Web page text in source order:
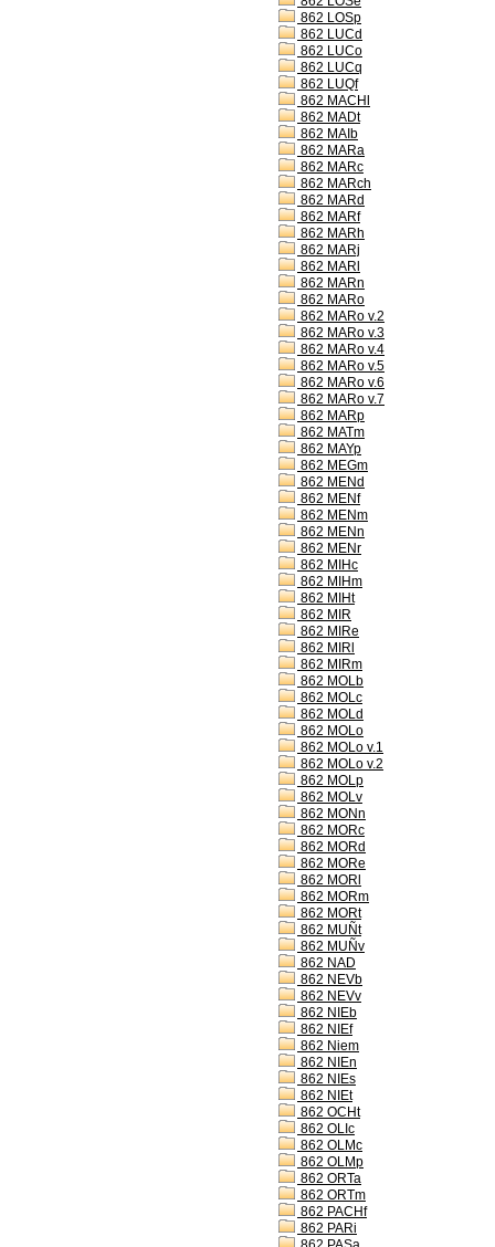
862 LOSp
862 LUCd
862 LUCo
862 LUCq
862 LUQf
862 MACHl
862 MADt
862 MAIb
862 MARa
862 MARc
862 MARch
862 MARd
862 MARf
862 MARh
862 MARj
862 MARl
862 MARn
862 MARo
862 MARo v.2
862 MARo v.3
862 MARo v.4
862 MARo v.5
862 MARo v.6
862 MARo v.7
862 MARp
862 MATm
862 MAYp
862 MEGm
862 MENd
862 MENf
862 MENm
862 MENn
862 MENr
862 MIHc
862 MIHm
862 MIHt
862 MIR
862 MIRe
862 MIRl
862 MIRm
862 MOLb
862 MOLc
862 MOLd
862 MOLo
862 MOLo v.1
862 MOLo v.2
862 MOLp
862 MOLv
862 MONn
862 MORc
862 MORd
862 MORe
862 MORl
862 MORm
862 MORt
862 MUÑt
862 MUÑv
862 NAD
862 NEVb
862 NEVv
862 NIEb
862 NIEf
862 Niem
862 NIEn
862 NIEs
862 NIEt
862 OCHt
862 OLIc
862 OLMc
862 OLMp
862 ORTa
862 ORTm
862 PACHf
862 PARi